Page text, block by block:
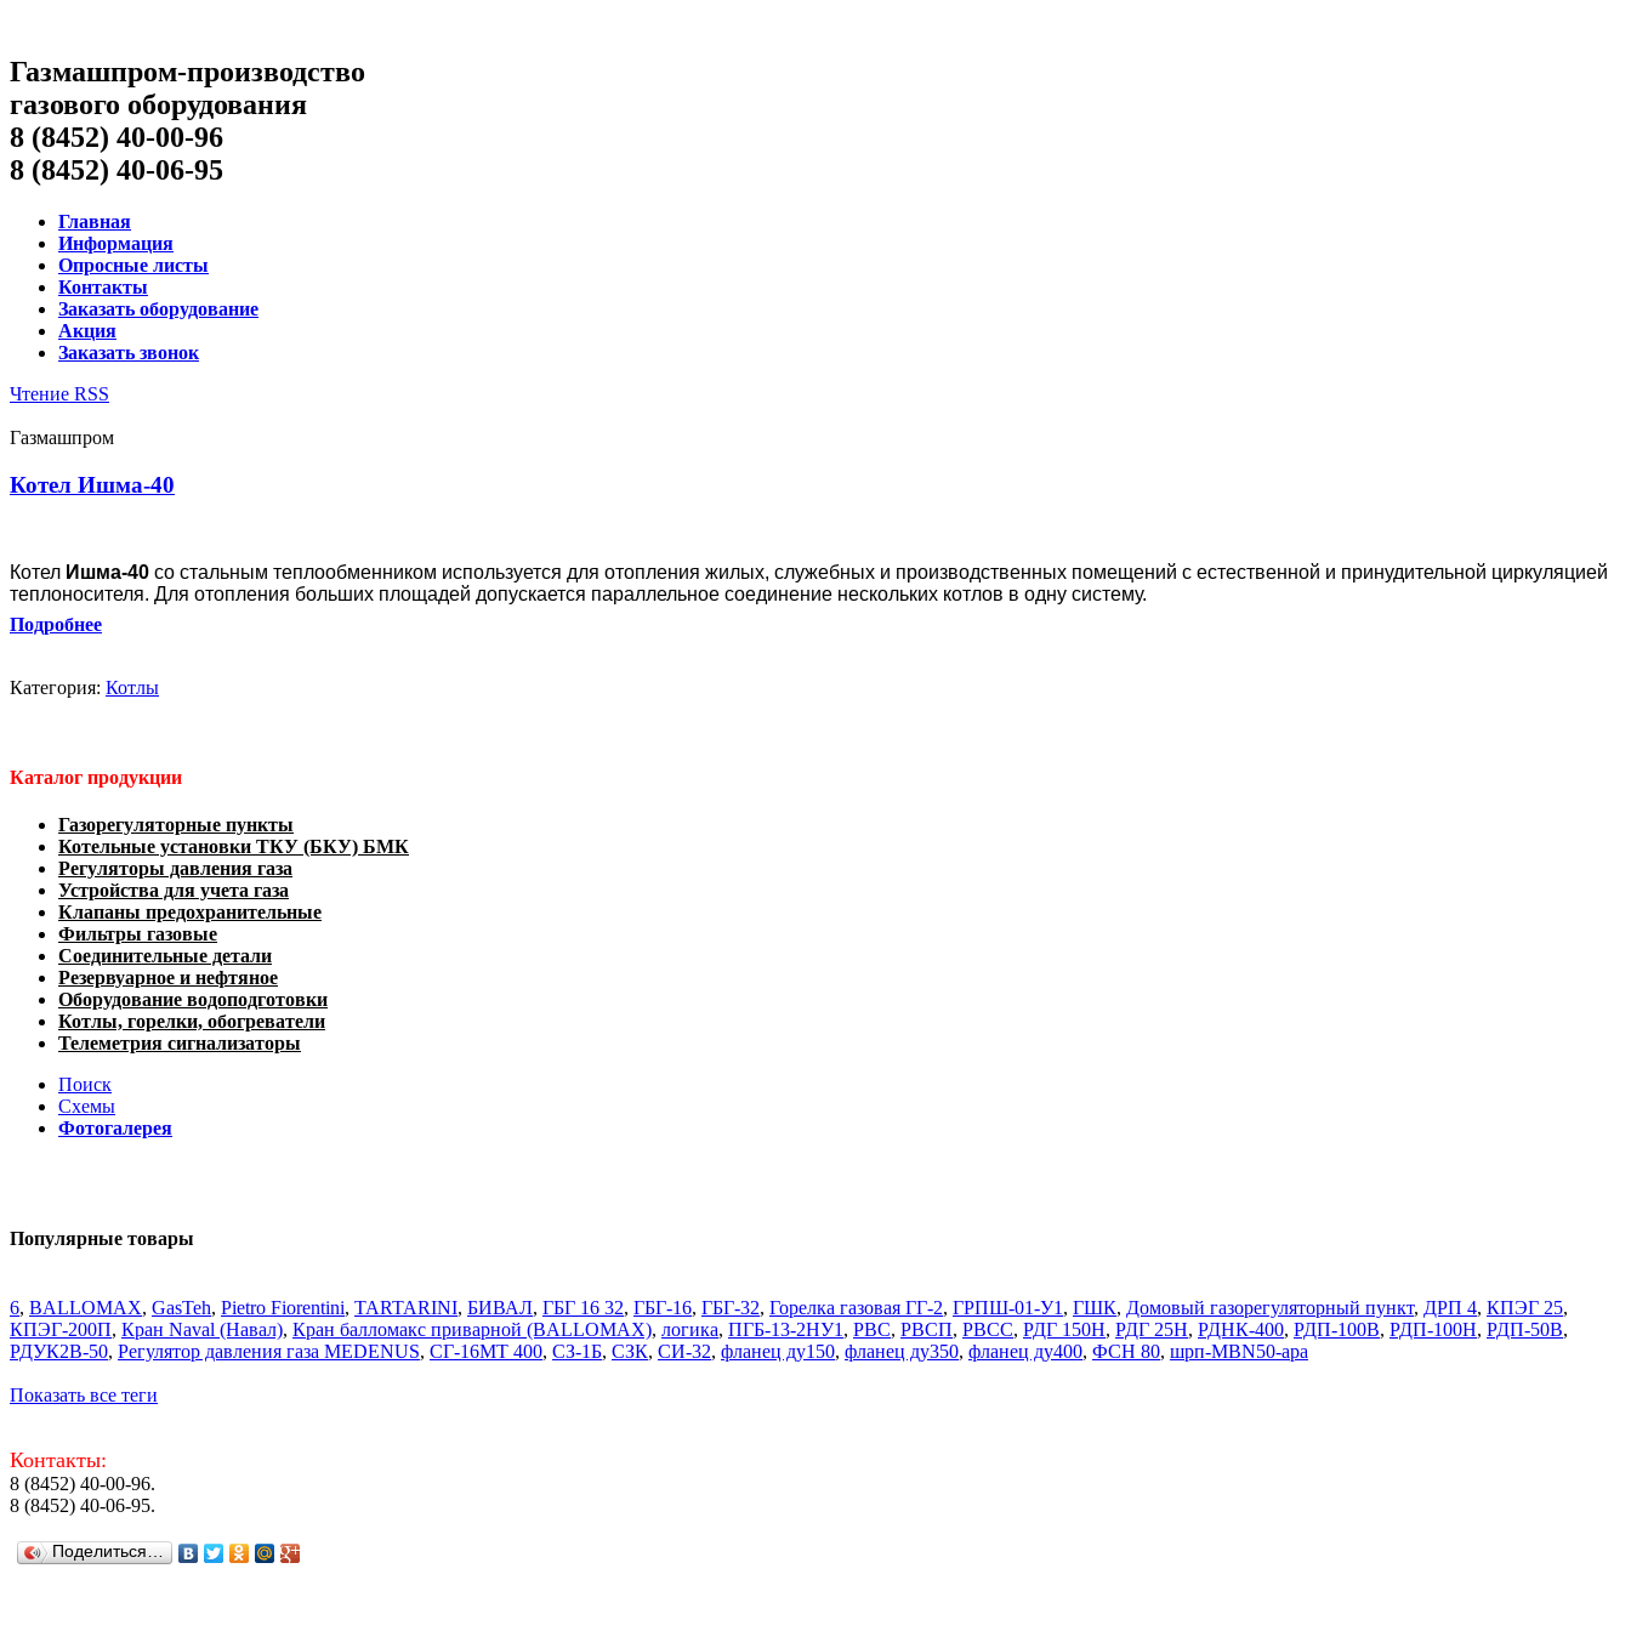
Газмашпром-производство
газового оборудования
8 (8452) 40-00-96
8 (8452) 40-06-95
Главная
Информация
Опросные листы
Контакты
Заказать оборудование
Акция
Заказать звонок
Чтение RSS
Газмашпром
Котел Ишма-40
Котел Ишма-40 со стальным теплообменником используется для отопления жилых, служебных и производственных помещений с естественной и принудительной циркуляцией
теплоносителя. Для отопления больших площадей допускается параллельное соединение нескольких котлов в одну систему.
Подробнее
Категория: Котлы
Каталог продукции
Газорегуляторные пункты
Котельные установки ТКУ (БКУ) БМК
Регуляторы давления газа
Устройства для учета газа
Клапаны предохранительные
Фильтры газовые
Соединительные детали
Резервуарное и нефтяное
Оборудование водоподготовки
Котлы, горелки, обогреватели
Телеметрия сигнализаторы
Поиск
Схемы
Фотогалерея
Популярные товары
6, BALLOMAX, GasTeh, Pietro Fiorentini, TARTARINI, БИВАЛ, ГБГ 16 32, ГБГ-16, ГБГ-32, Горелка газовая ГГ-2, ГРПШ-01-У1 , ГШК, Домовый газорегуляторный пункт, ДРП 4, КПЭГ 25,
КПЭГ-200П, Кран Naval (Навал), Кран балломакс приварной (BALLOMAX), логика, ПГБ-13-2НУ1 , РВС, РВСП, РВСС, РДГ 150Н, РДГ 25Н, РДНК-400, РДП-100В, РДП-100Н, РДП-50В,
РДУК2В-50, Регулятор давления газа MEDENUS, СГ-16МТ 400, СЗ-1Б, СЗК, СИ-32, фланец ду150, фланец ду350, фланец ду400, ФСН 80, шрп-MBN50-apa
Показать все теги
Контакты:
8 (8452) 40-00-96.
8 (8452) 40-06-95.
Поделиться…